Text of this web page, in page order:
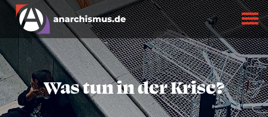
Was tun in der Krise?